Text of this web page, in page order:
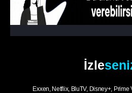
İzle
Exxen, Netflix, BluTV, Disney+,